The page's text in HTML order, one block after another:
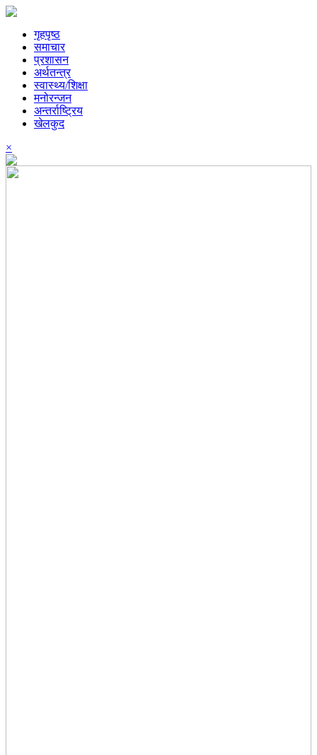
गृहपृष्ठ
समाचार
प्रशासन
अर्थतन्त्र
स्वास्थ्य/शिक्षा
मनोरन्जन
अन्तर्राष्ट्रिय
खेलकुद
×